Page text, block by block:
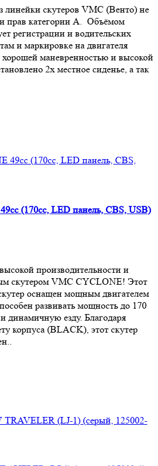
линейки скутеров VMC (Венто) не
прав категории А. Объёмом
регистрации и водительских
и маркировке на двигателя
хорошей маневренностью и высокой
2х местное сиденье, а так
(170сс, LED панель, CBS, USB)
производительности и
скутером VMC CYCLONE! Этот
оснащен мощным двигателем
развивать мощность до 170
динамичную езду. Благодаря
корпуса (BLACK), этот скутер